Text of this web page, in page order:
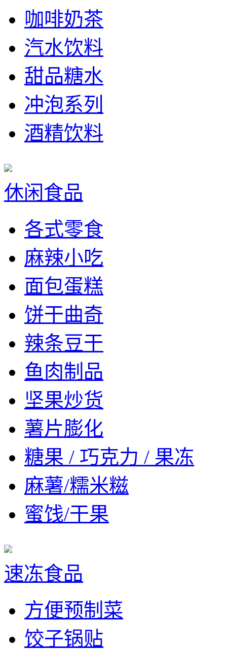
咖啡奶茶
汽水饮料
甜品糖水
冲泡系列
酒精饮料
休闲食品
各式零食
麻辣小吃
面包蛋糕
饼干曲奇
辣条豆干
鱼肉制品
坚果炒货
薯片膨化
糖果 / 巧克力 / 果冻
麻薯/糯米糍
蜜饯/干果
速冻食品
方便预制菜
饺子锅贴